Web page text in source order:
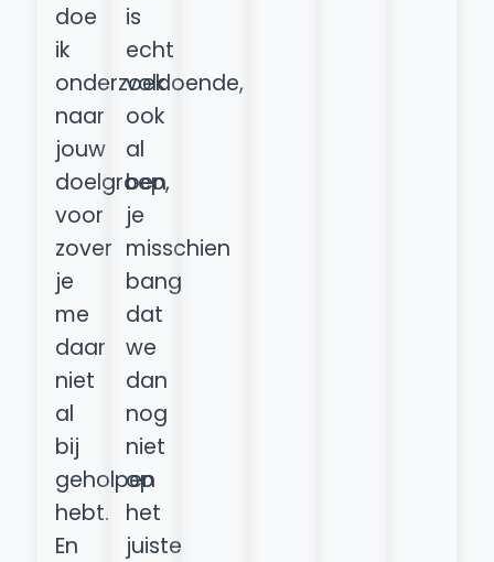
doe
ik
onderzoek
naar
jouw
doelgroep,
voor
zover
je
me
daar
niet
al
bij
geholpen
hebt.
En
is
echt
voldoende,
ook
al
ben
je
misschien
bang
dat
we
dan
nog
niet
op
het
juiste